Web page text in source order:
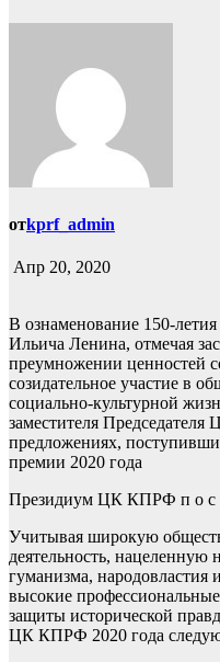
отkprf_admin
Апр 20, 2020
В ознаменование 150-
Ильича Ленина, отмечая
преумножении ценностей
созидательное участие в
социально-культурной
заместителя
предложениях,
премии 2020 года
Президиум ЦК КПРФ п о с
Учитывая широкую
деятельность,
гуманизма, народовластия
высокие
защиты исторической
ЦК КПРФ 2020 года